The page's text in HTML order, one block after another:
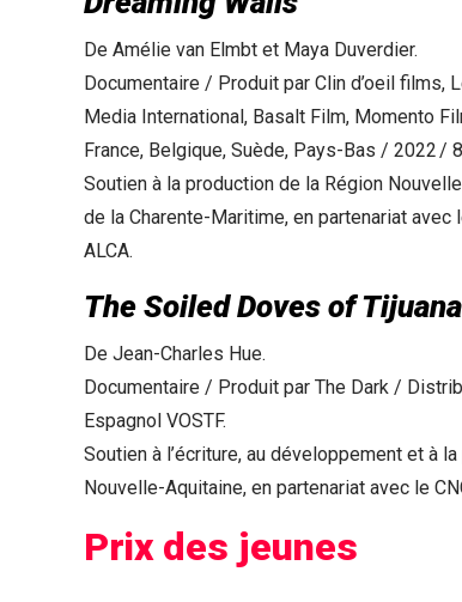
De Amélie van Elmbt et Maya Duverdier.
Documentaire / Produit par Clin d’oeil films,
Media International, Basalt Film, Momento
France, Belgique, Suède, Pays-Bas / 2022 /
Soutien à la production de la Région
de la Charente-Maritime, en partenariat avec
ALCA.
The Soiled Doves of Tijuana
De Jean-Charles Hue.
Documentaire / Produit par The Dark /
Espagnol VOSTF.
Soutien à l’écriture, au développement et à
Nouvelle-Aquitaine, en partenariat avec le
Prix des jeunes